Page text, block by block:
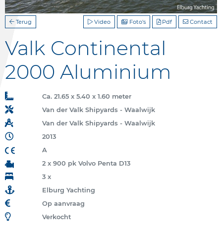
Terug Contact
Pdf
Foto's
Video
Valk Continental
2000 Aluminium
Ca. 21.65 x 5.40 x 1.60 meter
Van der Valk Shipyards - Waalwijk
Van der Valk Shipyards - Waalwijk
2013
A
2 x 900 pk Volvo Penta D13
3 x
Elburg Yachting
Op aanvraag
Verkocht